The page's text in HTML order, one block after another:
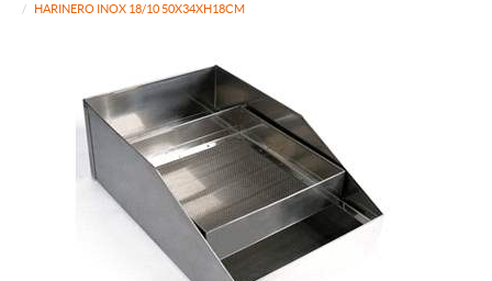
HARINERO INOX 18/10 50X34XH18CM